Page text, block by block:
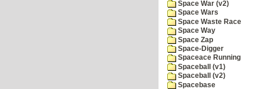
Space War (v2)
Space Wars
Space Waste Race
Space Way
Space Zap
Space-Digger
Spaceace Running
Spaceball (v1)
Spaceball (v2)
Spacebase